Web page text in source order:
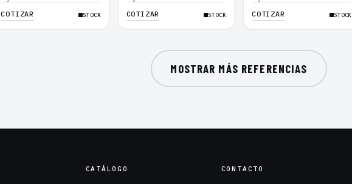
3054C 416D 422E
COTIZAR STOCK
3054C 416D 422E
COTIZAR STOCK
953D
COTIZAR STOCK
MOSTRAR MÁS REFERENCIAS
CATÁLOGO CONTACTO